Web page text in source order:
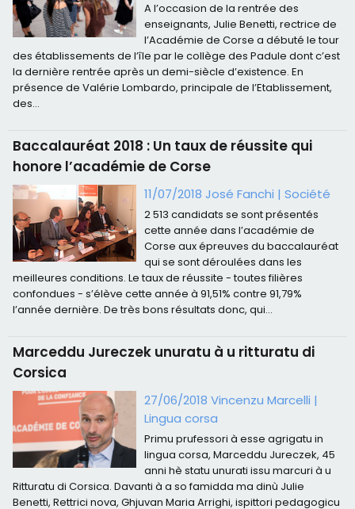
A l’occasion de la rentrée des
enseignants, Julie Benetti, rectrice de
l’Académie de Corse a débuté le tour
des établissements de l’île par le collège des Padule dont c’est
la dernière rentrée après un demi-siècle d’existence. En
présence de Valérie Lombardo, principale de l’Etablissement,
des...
Baccalauréat 2018 : Un taux de réussite qui
honore l’académie de Corse
11/07/2018 José Fanchi |Société
2 513 candidats se sont présentés
cette année dans l’académie de
Corse aux épreuves du baccalauréat
qui se sont déroulées dans les
meilleures conditions. Le taux de réussite - toutes filières
confondues - s’élève cette année à 91,51% contre 91,79%
l’année dernière. De très bons résultats donc, qui...
Marceddu Jureczek unuratu à u ritturatu di
Corsica
27/06/2018 Vincenzu Marcelli |
Lingua corsa
Primu prufessori à esse agrigatu in
lingua corsa, Marceddu Jureczek, 45
anni hè statu unurati issu marcuri à u
Ritturatu di Corsica. Davanti à a so famidda ma dinù Julie
Benetti, Rettrici nova, Ghjuvan Maria Arrighi, ispittori pedagogicu